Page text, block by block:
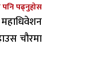
पनि पढ्नुहोस
चौरमा